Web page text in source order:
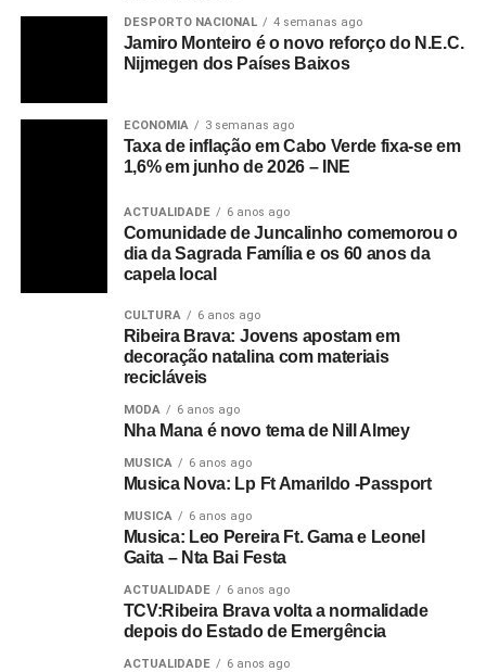
DESPORTO NACIONAL 4 semanas ago
Jamiro Monteiro é o novo reforço do N.E.C.
Nijmegen dos Países Baixos
ECONOMIA 3 semanas ago
Taxa de inflação em Cabo Verde fixa-se em
1,6% em junho de 2026 – INE
ACTUALIDADE 6 anos ago
Comunidade de Juncalinho comemorou o
dia da Sagrada Família e os 60 anos da
capela local
CULTURA 6 anos ago
Ribeira Brava: Jovens apostam em
decoração natalina com materiais
recicláveis
MODA 6 anos ago
Nha Mana é novo tema de Nill Almey
MUSICA 6 anos ago
Musica Nova: Lp Ft Amarildo -Passport
MUSICA 6 anos ago
Musica: Leo Pereira Ft. Gama e Leonel
Gaita – Nta Bai Festa
ACTUALIDADE 6 anos ago
TCV:Ribeira Brava volta a normalidade
depois do Estado de Emergência
ACTUALIDADE 6 anos ago